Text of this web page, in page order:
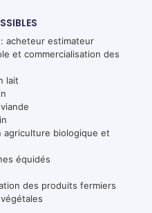
acheteur estimateur
et commercialisation des
lait
agriculture biologique et
équidés
des produits fermiers